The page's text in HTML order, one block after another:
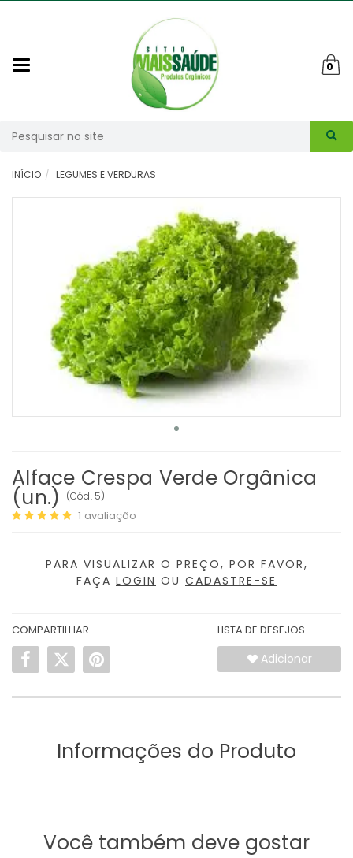
0
INÍCIO LEGUMES E VERDURAS
Alface Crespa Verde Orgânica
(un.) (Cód. 5)
1 avaliação
PARA VISUALIZAR O PREÇO, POR FAVOR,
FAÇA LOGIN OU CADASTRE-SE
COMPARTILHAR LISTA DE DESEJOS
Adicionar
Informações do Produto
Você também deve gostar